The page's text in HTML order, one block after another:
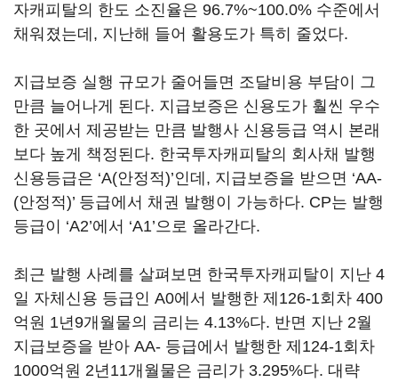
자캐피탈의 한도 소진율은 96.7%~100.0% 수준에서
채워졌는데, 지난해 들어 활용도가 특히 줄었다.
지급보증 실행 규모가 줄어들면 조달비용 부담이 그
만큼 늘어나게 된다. 지급보증은 신용도가 훨씬 우수
한 곳에서 제공받는 만큼 발행사 신용등급 역시 본래
보다 높게 책정된다. 한국투자캐피탈의 회사채 발행
신용등급은 ‘A(안정적)’인데, 지급보증을 받으면 ‘AA-
(안정적)’ 등급에서 채권 발행이 가능하다. CP는 발행
등급이 ‘A2’에서 ‘A1’으로 올라간다.
최근 발행 사례를 살펴보면 한국투자캐피탈이 지난 4
일 자체신용 등급인 A0에서 발행한 제126-1회차 400
억원 1년9개월물의 금리는 4.13%다. 반면 지난 2월
지급보증을 받아 AA- 등급에서 발행한 제124-1회차
1000억원 2년11개월물은 금리가 3.295%다. 대략